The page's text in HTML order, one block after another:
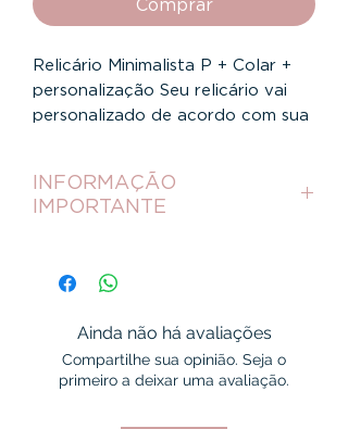
Comprar
Relicário Minimalista P + Colar +
personalização Seu relicário vai
personalizado de acordo com sua
13mm
INFORMAÇÃO
IMPORTANTE
fique atento ao seu e-mail de
nesse e-mail será enviado um
link para um formulárioonde
você iráanexar a fotoque será
Ainda não há avaliações
Compartilhe sua opinião. Seja o
primeiro a deixar uma avaliação.